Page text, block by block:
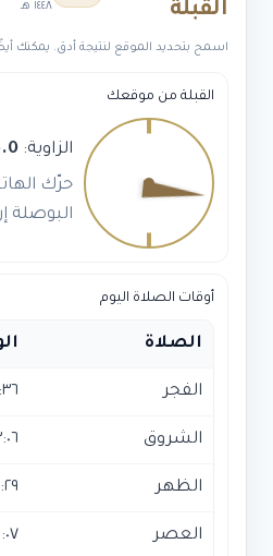
بورد
كل
الديكور
بالرياض
القبلة ١٤٤٨ هـ
اسمح بتحديد الموقع لنتيجة أدق. يمكنك
القبلة من موقعك
الزاوية:
حرّك
البوصلة
أوقات الصلاة اليوم
الصلاة
الفجر
الشروق
الظهر
العصر